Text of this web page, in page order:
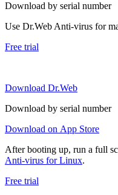
Download by serial number
Use Dr.Web Anti-virus for
Free trial
Download Dr.Web
Download by serial number
Download on App Store
After booting up, run a full
Anti-virus for Linux.
Free trial